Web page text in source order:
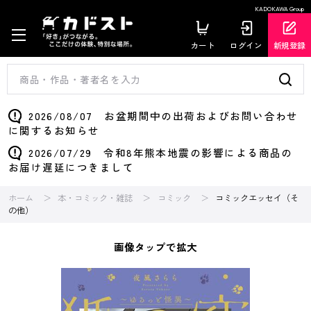
KADOKAWA Group
カート ログイン 新規登録
2026/08/07 お盆期間中の出荷およびお問い合わせ
に関するお知らせ
2026/07/29 令和8年熊本地震の影響による商品の
お届け遅延につきまして
ホーム 本・コミック・雑誌 コミック
コミックエッセイ（そ
の他）
画像タップで拡大